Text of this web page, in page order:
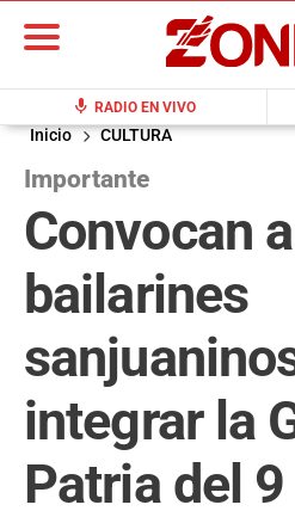
mic RADIO EN VIVO
Inicio CULTURA
Importante
Convocan a
bailarines
integrar la
Patria del